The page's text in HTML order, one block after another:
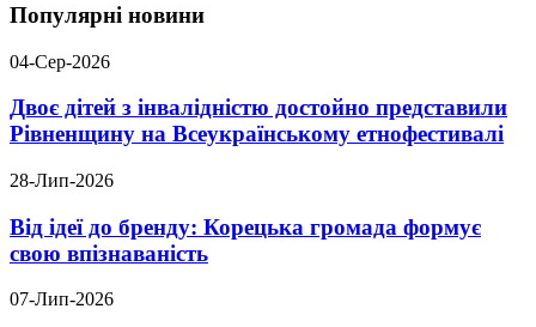
Популярні новини
04-Сер-2026
Двоє дітей з інвалідністю достойно представили
Рівненщину на Всеукраїнському етнофестивалі
28-Лип-2026
Від ідеї до бренду: Корецька громада формує
свою впізнаваність
07-Лип-2026